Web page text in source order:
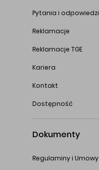
Pytania i odpowiedzi
Reklamacje
Reklamacje TGE
Kariera
Kontakt
Dostępność
Dokumenty
Regulaminy i Umowy